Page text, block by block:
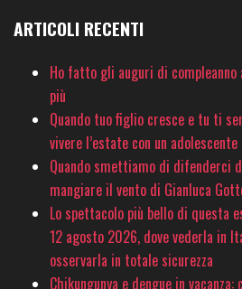
ARTICOLI RECENTI
Ho fatto gli auguri di compleanno
più
Quando tuo figlio cresce e tu ti
vivere l’estate con un adolescente
Quando smettiamo di difenderci
mangiare il vento di Gianluca
Lo spettacolo più bello di questa
12 agosto 2026, dove vederla in
osservarla in totale sicurezza
Chikungunya e dengue in